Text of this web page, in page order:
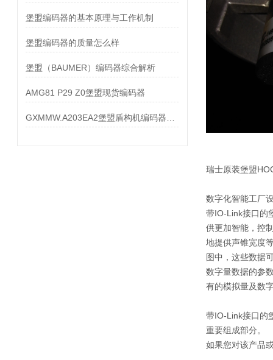
堡盟编码器的基本原理与工作机制
堡盟编码器的质量怎么样
堡盟（BAUMER）编码器综合解析
AMG81 P29 Z0堡盟现货编码器
瑞士原装堡盟
数字化智能工厂
带IO-Link接口的
供更加智能，控
地提供声锥宽度
图中，这些数据
数字量数据的参
有的模拟量及数
带IO-Link接口的
重要组成部分。
如果您对该产品